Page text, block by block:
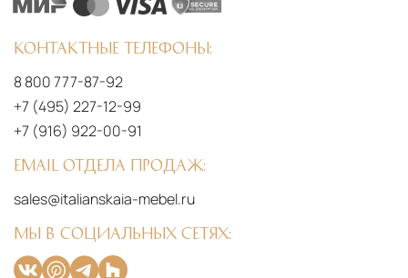
Контактные телефоны:
8 800 777-87-92
+7 (495) 227-12-99
+7 (916) 922-00-91
Email отдела продаж:
sales@italianskaia-mebel.ru
Мы в социальных сетях: